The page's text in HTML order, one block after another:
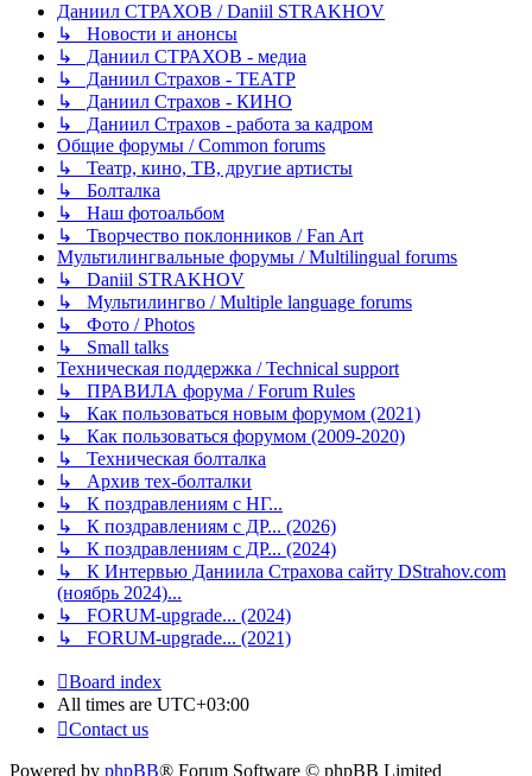
Даниил СТРАХОВ / Daniil STRAKHOV
↳ Новости и анонсы
↳ Даниил СТРАХОВ - медиа
↳ Даниил Страхов - ТЕАТР
↳ Даниил Страхов - КИНО
↳ Даниил Страхов - работа за кадром
Общие форумы / Common forums
↳ Театр, кино, ТВ, другие артисты
↳ Болталка
↳ Наш фотоальбом
↳ Творчество поклонников / Fan Art
Мультилингвальные форумы / Multilingual forums
↳ Daniil STRAKHOV
↳ Мультилингво / Multiple language forums
↳ Фото / Photos
↳ Small talks
Техническая поддержка / Technical support
↳ ПРАВИЛА форума / Forum Rules
↳ Как пользоваться новым форумом (2021)
↳ Как пользоваться форумом (2009-2020)
↳ Техническая болталка
↳ Архив тех-болталки
↳ К поздравлениям с НГ...
↳ К поздравлениям с ДР... (2026)
↳ К поздравлениям с ДР... (2024)
↳ К Интервью Даниила Страхова сайту DStrahov.com
(ноябрь 2024)...
↳ FORUM-upgrade... (2024)
↳ FORUM-upgrade... (2021)
Board index
All times are UTC+03:00
Contact us
Powered by phpBB® Forum Software © phpBB Limited